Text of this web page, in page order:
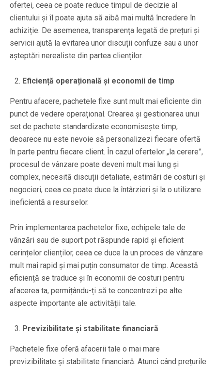
ofertei, ceea ce poate reduce timpul de decizie al
clientului și îl poate ajuta să aibă mai multă încredere în
achiziție. De asemenea, transparența legată de prețuri și
servicii ajută la evitarea unor discuții confuze sau a unor
așteptări nerealiste din partea clienților.
Eficiență operațională și economii de timp
Pentru afacere, pachetele fixe sunt mult mai eficiente din
punct de vedere operațional. Crearea și gestionarea unui
set de pachete standardizate economisește timp,
deoarece nu este nevoie să personalizezi fiecare ofertă
în parte pentru fiecare client. În cazul ofertelor „la cerere”,
procesul de vânzare poate deveni mult mai lung și
complex, necesită discuții detaliate, estimări de costuri și
negocieri, ceea ce poate duce la întârzieri și la o utilizare
ineficientă a resurselor.
Prin implementarea pachetelor fixe, echipele tale de
vânzări sau de suport pot răspunde rapid și eficient
cerințelor clienților, ceea ce duce la un proces de vânzare
mult mai rapid și mai puțin consumator de timp. Această
eficiență se traduce și în economii de costuri pentru
afacerea ta, permițându-ți să te concentrezi pe alte
aspecte importante ale activității tale.
Previzibilitate și stabilitate financiară
Pachetele fixe oferă afacerii tale o mai mare
previzibilitate și stabilitate financiară. Atunci când prețurile